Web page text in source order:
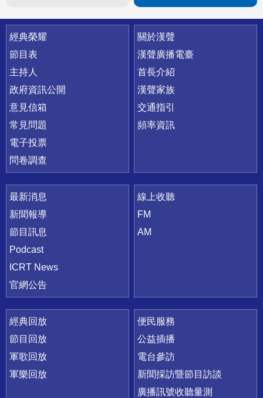
快速連結
經典榮耀
節目表
主持人
政府資訊公開
意見信箱
常見問題
電子投票
問卷調查
關於漢聲
漢聲廣播電臺
首長介紹
漢聲家族
交通指引
頻率資訊
最新消息
新聞報導
節目訊息
Podcast
ICRT News
官網公告
線上收聽
FM
AM
經典回放
節目回放
軍歌回放
軍樂回放
便民服務
公益插播
電台參訪
新聞採訪暨節目訪談
廣播訊號收聽量測